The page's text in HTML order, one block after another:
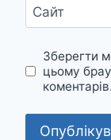
Сайт
Зберегти
цьому
коментарів.